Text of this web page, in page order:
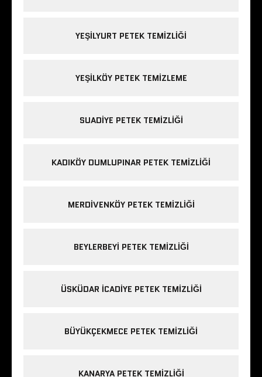
YEŞILYURT PETEK TEMIZLIĞI
YEŞILKÖY PETEK TEMIZLEME
SUADIYE PETEK TEMIZLIĞI
KADIKÖY DUMLUPINAR PETEK TEMIZLIĞI
MERDIVENKÖY PETEK TEMIZLIĞI
BEYLERBEYI PETEK TEMIZLIĞI
ÜSKÜDAR ICADIYE PETEK TEMIZLIĞI
BÜYÜKÇEKMECE PETEK TEMIZLIĞI
KANARYA PETEK TEMIZLIĞI